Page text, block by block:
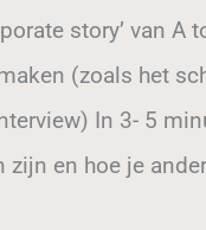
story’ van
(zoals het
In 3- 5
zijn en hoe je